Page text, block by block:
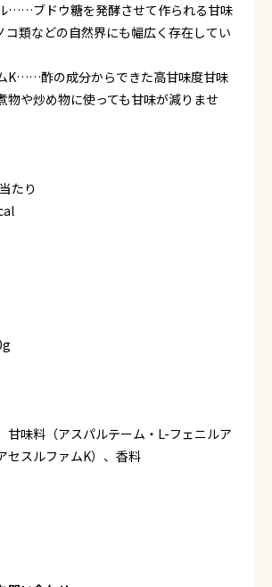
……ブドウ糖を発酵させて作られる甘味
コ類などの自然界にも幅広く存在してい
K……酢の成分からできた高甘味度甘味
物や炒め物に使っても甘味が減りませ
たり
甘味料（アスパルテーム・L-フェニルア
セスルファムK）、香料